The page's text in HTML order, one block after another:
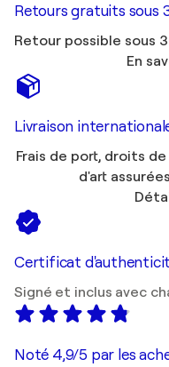
Retours gratuits sous
Retour possible sous
En
Livraison
Frais de port, droits
d'art
Certificat
Signé et inclus avec
Noté 4,9/5 par les